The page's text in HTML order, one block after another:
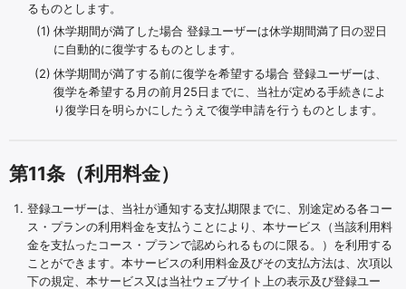
るものとします。
休学期間が満了した場合 登録ユーザーは休学期間満了日の翌日
に自動的に復学するものとします。
休学期間が満了する前に復学を希望する場合 登録ユーザーは、
復学を希望する月の前月25日までに、当社が定める手続きによ
り復学日を明らかにしたうえで復学申請を行うものとします。
第11条（利用料金）
登録ユーザーは、当社が通知する支払期限までに、別途定める各コー
ス・プランの利用料金を支払うことにより、本サービス（当該利用料
金を支払ったコース・プランで認められるものに限る。）を利用する
ことができます。本サービスの利用料金及びその支払方法は、次項以
下の規定、本サービス又は当社ウェブサイト上の表示及び登録ユー